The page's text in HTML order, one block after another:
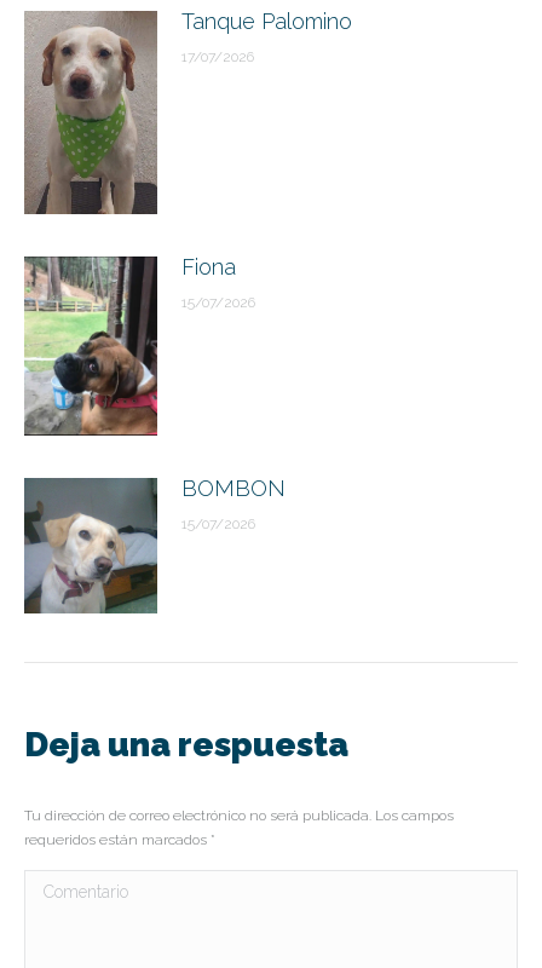
Tanque Palomino
17/07/2026
Fiona
15/07/2026
BOMBON
15/07/2026
Deja una respuesta
Tu dirección de correo electrónico no será publicada. Los campos
requeridos están marcados *
Comentario